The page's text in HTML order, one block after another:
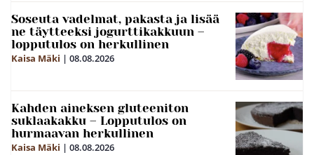
Soseuta vadelmat, pakasta ja lisää
ne täytteeksi jogurttikakkuun –
lopputulos on herkullinen
Kaisa Mäki | 08.08.2026
Kahden aineksen gluteeniton
suklaakakku – Lopputulos on
hurmaavan herkullinen
Kaisa Mäki | 08.08.2026